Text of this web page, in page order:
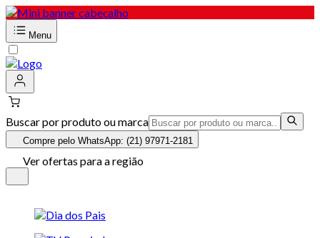
Menu
Buscar por produto ou marca
Compre pelo WhatsApp: (21) 97971-2181
Ver ofertas para a região